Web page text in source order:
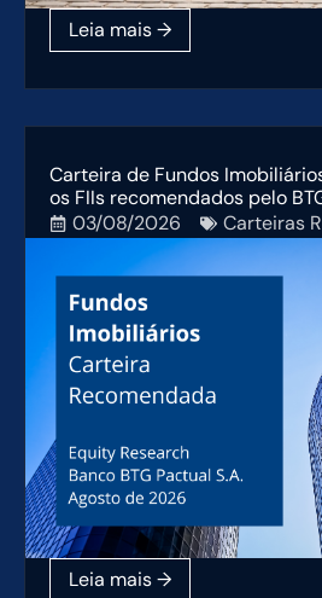
Carteira de Fundos
os FIIs recomendados pelo
03/08/2026
Carteiras